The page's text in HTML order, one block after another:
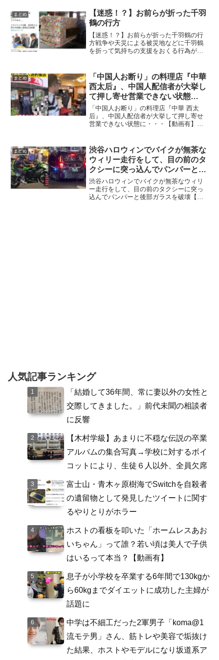
た若者・・・ pic.twitter.com/t6RdpbZ...
まとめ
【迷惑！？】お前らが折った千羽
鶴の行方
【迷惑！？】お前らが折った千羽鶴の行
方戦争や天災による被災地などに千羽鶴
を折って気持ちの支援をおくる行為がよ
回、その千羽鶴の行方として最終的には
ゴミとして処分されるとい...
まとめ
「中国人お断り」の料理店『中華
西太后』、中国人配信者が大挙し
て押し寄せ営業できない状態
に・・・【動画有】
「中国人お断り」の料理店『中華 西太
后』、中国人配信者が大挙して押し寄せ
営業できない状態に・・・【動画有】奥
『中華 西太后』ですが、大勢の中国人配
信者が押し寄せ、営業を...
まとめ
渋谷ハロウィンでバイクが無茶な
ウィリー走行をして、目の前のタ
クシーに突っ込んでパンパーと後
部ガラスを破壊【動画有】
渋谷ハロウィンでバイクが無茶なウィリ
ー走行をして、目の前のタクシーに突っ
込んでパンパーと後部ガラスを破壊【動
人気記事ランキング
「結婚して36年間、常に妻以外の女性と
交際してきました。」前代未聞の相談者
に反響
【木村学級】あまりに不穏な伝説の卒業
アルバムの集合写真→学校に対するボイ
コットにより、生徒６人以外、全員欠席
富士山・青木ヶ原樹海でSwitchを自殺者
の遺留物として発見したツイートに関す
るやりとりがホラー
ホストの看板を叩いた「ホームレスあお
いちゃん」って誰？若い頃は美人で子供
はいるって本当？【動画有】
息子が小学校を卒業する6年間で130kgか
ら60kgまでダイエットに成功した主婦が
話題に
中学は不細工だった2軍男子「koma@1
流モテ男」さん、筋トレや美容で垢抜け
た結果、ホストやモデルになり坂道系ア